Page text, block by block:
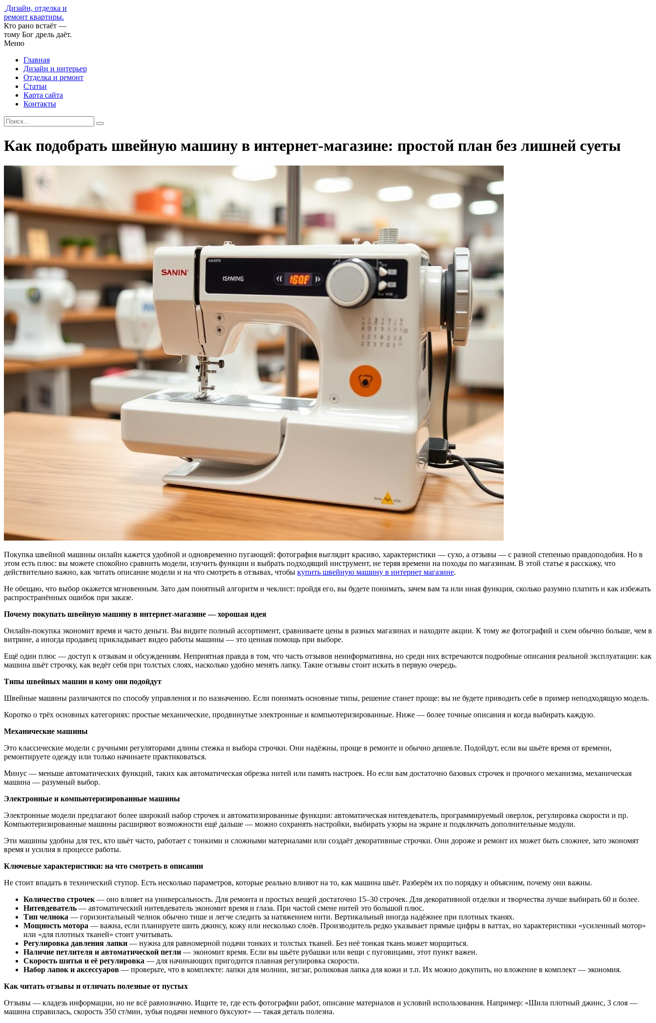
Дизайн, отделка и
ремонт квартиры.
Кто рано встаёт —
тому Бог дрель даёт.
Меню
Главная
Дизайн и интерьер
Отделка и ремонт
Статьи
Карта сайта
Контакты
Как подобрать швейную машину в интернет-магазине: простой план без лишней суеты
Покупка швейной машины онлайн кажется удобной и одновременно пугающей: фотография выглядит красиво, характеристики — сухо, а отзывы — с разной степенью правдоподобия. Но в
этом есть плюс: вы можете спокойно сравнить модели, изучить функции и выбрать подходящий инструмент, не теряя времени на походы по магазинам. В этой статье я расскажу, что
действительно важно, как читать описание модели и на что смотреть в отзывах, чтобы купить швейную машину в интернет магазине.
Не обещаю, что выбор окажется мгновенным. Зато дам понятный алгоритм и чеклист: пройдя его, вы будете понимать, зачем вам та или иная функция, сколько разумно платить и как избежать
распространённых ошибок при заказе.
Почему покупать швейную машину в интернет-магазине — хорошая идея
Онлайн-покупка экономит время и часто деньги. Вы видите полный ассортимент, сравниваете цены в разных магазинах и находите акции. К тому же фотографий и схем обычно больше, чем в
витрине, а иногда продавец прикладывает видео работы машины — это ценная помощь при выборе.
Ещё один плюс — доступ к отзывам и обсуждениям. Неприятная правда в том, что часть отзывов неинформативна, но среди них встречаются подробные описания реальной эксплуатации: как
машина шьёт строчку, как ведёт себя при толстых слоях, насколько удобно менять лапку. Такие отзывы стоит искать в первую очередь.
Типы швейных машин и кому они подойдут
Швейные машины различаются по способу управления и по назначению. Если понимать основные типы, решение станет проще: вы не будете приводить себе в пример неподходящую модель.
Коротко о трёх основных категориях: простые механические, продвинутые электронные и компьютеризированные. Ниже — более точные описания и когда выбирать каждую.
Механические машины
Это классические модели с ручными регуляторами длины стежка и выбора строчки. Они надёжны, проще в ремонте и обычно дешевле. Подойдут, если вы шьёте время от времени,
ремонтируете одежду или только начинаете практиковаться.
Минус — меньше автоматических функций, таких как автоматическая обрезка нитей или память настроек. Но если вам достаточно базовых строчек и прочного механизма, механическая
машина — разумный выбор.
Электронные и компьютеризированные машины
Электронные модели предлагают более широкий набор строчек и автоматизированные функции: автоматическая нитевдеватель, программируемый оверлок, регулировка скорости и пр.
Компьютеризированные машины расширяют возможности ещё дальше — можно сохранять настройки, выбирать узоры на экране и подключать дополнительные модули.
Эти машины удобны для тех, кто шьёт часто, работает с тонкими и сложными материалами или создаёт декоративные строчки. Они дороже и ремонт их может быть сложнее, зато экономят
время и усилия в процессе работы.
Ключевые характеристики: на что смотреть в описании
Не стоит впадать в технический ступор. Есть несколько параметров, которые реально влияют на то, как машина шьёт. Разберём их по порядку и объясним, почему они важны.
Количество строчек — оно влияет на универсальность. Для ремонта и простых вещей достаточно 15–30 строчек. Для декоративной отделки и творчества лучше выбирать 60 и более.
Нитевдеватель — автоматический нитевдеватель экономит время и глаза. При частой смене нитей это большой плюс.
Тип челнока — горизонтальный челнок обычно тише и легче следить за натяжением нити. Вертикальный иногда надёжнее при плотных тканях.
Мощность мотора — важна, если планируете шить джинсу, кожу или несколько слоёв. Производитель редко указывает прямые цифры в ваттах, но характеристики «усиленный мотор»
или «для плотных тканей» стоит учитывать.
Регулировка давления лапки — нужна для равномерной подачи тонких и толстых тканей. Без неё тонкая ткань может морщиться.
Наличие петлителя и автоматической петли — экономит время. Если вы шьёте рубашки или вещи с пуговицами, этот пункт важен.
Скорость шитья и её регулировка — для начинающих пригодится плавная регулировка скорости.
Набор лапок и аксессуаров — проверьте, что в комплекте: лапки для молнии, зигзаг, роликовая лапка для кожи и т.п. Их можно докупить, но вложение в комплект — экономия.
Как читать отзывы и отличать полезные от пустых
Отзывы — кладезь информации, но не всё равнозначно. Ищите те, где есть фотографии работ, описание материалов и условий использования. Например: «Шила плотный джинс, 3 слоя —
машина справилась, скорость 350 ст/мин, зубья подачи немного буксуют» — такая деталь полезна.